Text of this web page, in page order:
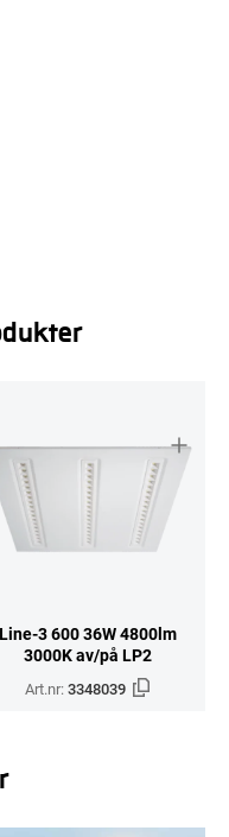
Line-3 600 36W 4800lm
3000K av/på LP2
Art.nr:3348039